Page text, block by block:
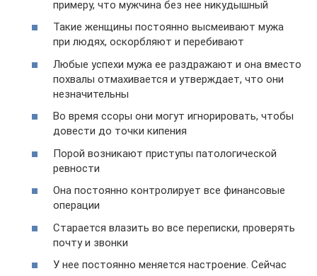
примеру, что мужчина без нее никудышный
Такие женщины постоянно высмеивают мужа
при людях, оскорбляют и перебивают
Любые успехи мужа ее раздражают и она вместо
похвалы отмахивается и утверждает, что они
незначительны
Во время ссоры они могут игнорировать, чтобы
довести до точки кипения
Порой возникают приступы патологической
ревности
Она постоянно контролирует все финансовые
операции
Старается влазить во все переписки, проверять
почту и звонки
У нее постоянно меняется настроение. Сейчас